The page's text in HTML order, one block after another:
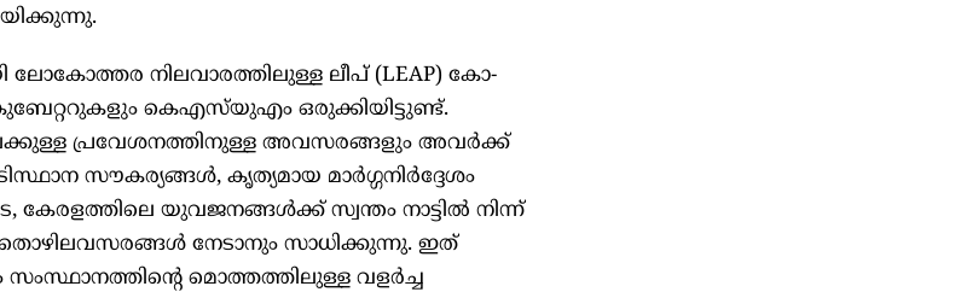
ലോകോത്തര നിലവാരത്തിലുള്ള ലീപ് (LEAP) കോ-
കെഎസ്‌യുഎം ഒരുക്കിയിട്ടുണ്ട്.
പ്രവേശനത്തിനുള്ള അവസരങ്ങളും അവർക്ക്
സൗകര്യങ്ങൾ, കൃത്യമായ മാർഗ്ഗനിർദ്ദേശം
യുവജനങ്ങൾക്ക് സ്വന്തം നാട്ടിൽ നിന്ന്
തൊഴിലവസരങ്ങൾ നേടാനും സാധിക്കുന്നു. ഇത്
മൊത്തത്തിലുള്ള വളർച്ച